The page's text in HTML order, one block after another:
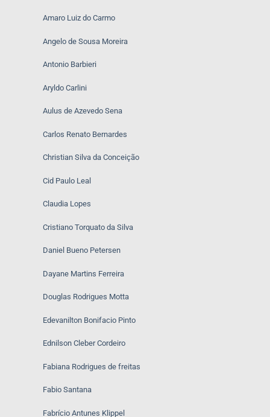
Amaro Luiz do Carmo
Angelo de Sousa Moreira
Antonio Barbieri
Aryldo Carlini
Aulus de Azevedo Sena
Carlos Renato Bernardes
Christian Silva da Conceição
Cid Paulo Leal
Claudia Lopes
Cristiano Torquato da Silva
Daniel Bueno Petersen
Dayane Martins Ferreira
Douglas Rodrigues Motta
Edevanilton Bonifacio Pinto
Ednilson Cleber Cordeiro
Fabiana Rodrigues de freitas
Fabio Santana
Fabrício Antunes Klippel